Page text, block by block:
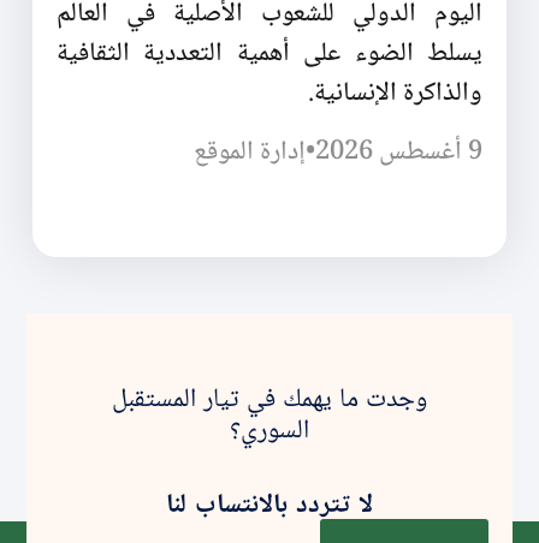
اليوم الدولي للشعوب الأصلية في العالم
يسلط الضوء على أهمية التعددية الثقافية
والذاكرة الإنسانية.
9 أغسطس 2026
•إدارة الموقع
وجدت ما يهمك في تيار المستقبل
السوري؟
لا تتردد بالانتساب لنا